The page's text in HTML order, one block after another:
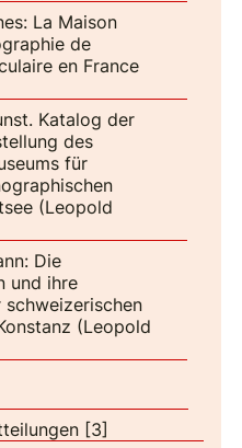
La Maison
de
en France
Katalog der
des
für
(Leopold
Die
und ihre
schweizerischen
(Leopold
[3]